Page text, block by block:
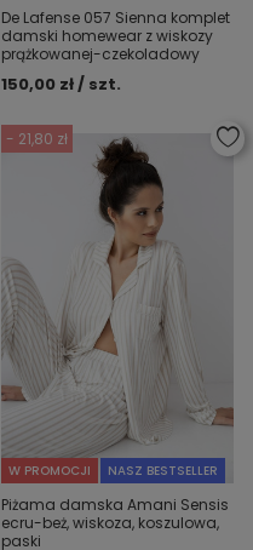
De Lafense 057 Sienna komplet
damski homewear z wiskozy
prążkowanej-czekoladowy
150,00 zł / szt.
- 21,80 zł
W PROMOCJI NASZ BESTSELLER
Piżama damska Amani Sensis
ecru-beż, wiskoza, koszulowa,
paski